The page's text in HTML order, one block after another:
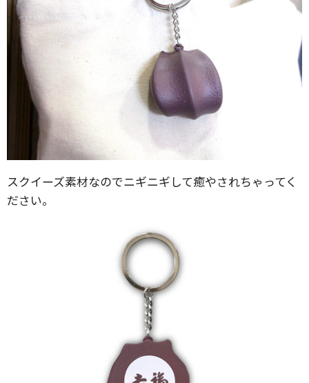
スクイーズ素材なのでニギニギして癒やされちゃってく
ださい。